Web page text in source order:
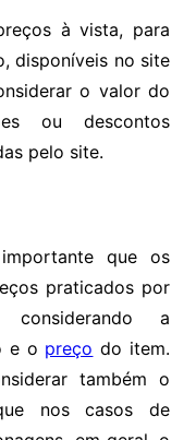
à vista, para
disponíveis no site
o valor do
ou descontos
pelo site.
que os
praticados por
considerando a
e o preço do item.
também o
nos casos de